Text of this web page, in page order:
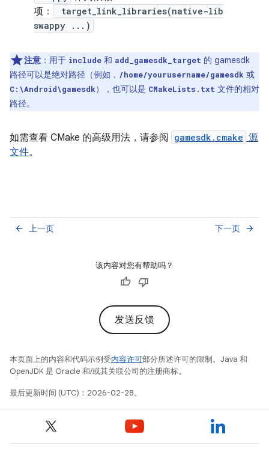
项：
target_link_libraries(native-lib
swappy ...)
注意 ：用于 include 和 add_gamesdk_target 的 gamesdk
路径可以是绝对路径（例如， /home/yourusername/gamesdk 或
C:\Android\gamesdk），也可以是 CMakeLists.txt 文件的相对
路径。
如需查看 CMake 的高级用法，请参阅 gamesdk.cmake 源
文件。
上一页
arrow_back 下一页 arrow_forward
该内容对您有帮助吗？
发送反馈
本页面上的内容和代码示例受内容许可部分所述许可的限制。Java 和
OpenJDK 是 Oracle 和/或其关联公司的注册商标。
最后更新时间 (UTC)：2026-02-28。